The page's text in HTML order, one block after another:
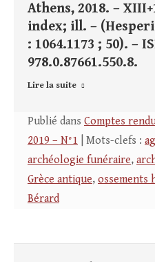
Athens, 2018. –
index; ill. –
: 1064.1173 ; 50). –
978.0.87661.550.8.
Lire la suite
Publié dans Comptes
2019 – N°1 | Mots-clefs :
archéologie funéraire,
Grèce antique, ossements
Bérard